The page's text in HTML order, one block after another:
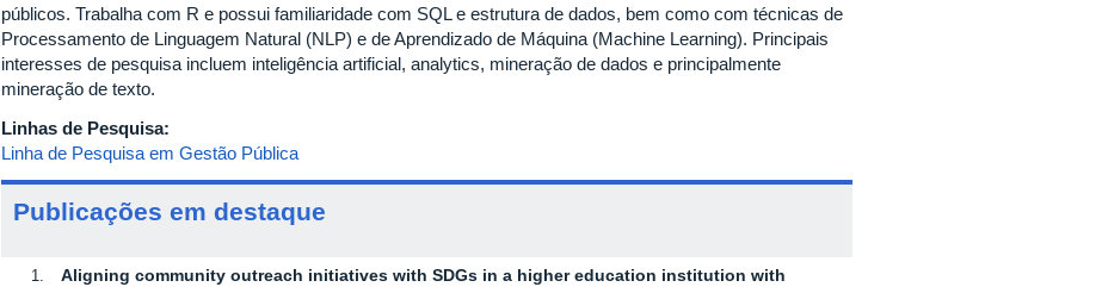
públicos. Trabalha com R e possui familiaridade com SQL e estrutura de dados, bem como com técnicas de
Processamento de Linguagem Natural (NLP) e de Aprendizado de Máquina (Machine Learning). Principais
interesses de pesquisa incluem inteligência artificial, analytics, mineração de dados e principalmente
mineração de texto.
Linhas de Pesquisa:
Linha de Pesquisa em Gestão Pública
Publicações em destaque
Aligning community outreach initiatives with SDGs in a higher education institution with